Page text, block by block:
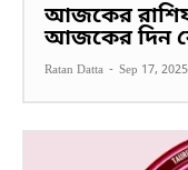
আজকের
আজকের দিন
Ratan Datta - Sep 17, 2025